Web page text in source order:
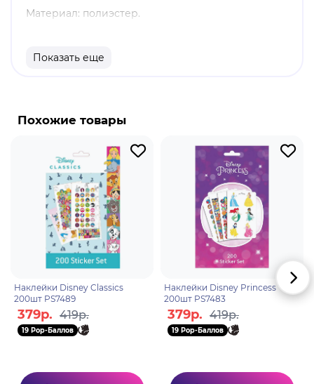
Материал: полиэстер.
продукт.
Итачи был гением клана Учиха из Скрытого
уничтожив весь свой клан, пощадил же он лишь
своего младшего брата Саске. Впоследствии
Итачи присоединился к международной
преступной организации, Акацуки. Итачи имеет
спокойный характер. Он уважительно относится
к другим людям и всегда способен оценить
чужие достижения, даже если они довольно
незначительны. Умеет держать себя в руках,
железной волей и самоконтролем. Умеет
признавать свои ошибки и просить прощения.
Показать еще
Похожие товары
Наклейки Disney Classics
200шт PS7489
379р. 419р.
19 Pop-Баллов
Наклейки Disney Princess
200шт PS7483
379р. 419р.
19 Pop-Баллов